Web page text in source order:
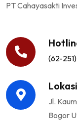
PT Cahayasakti
(62-
Jl.
Bogor